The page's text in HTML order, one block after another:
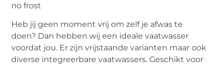
no frost
Heb jij geen moment vrij om zelf je afwas te
doen? Dan hebben wij een ideale vaatwasser
voordat jou. Er zijn vrijstaande varianten maar ook
diverse integreerbare vaatwassers. Geschikt voor